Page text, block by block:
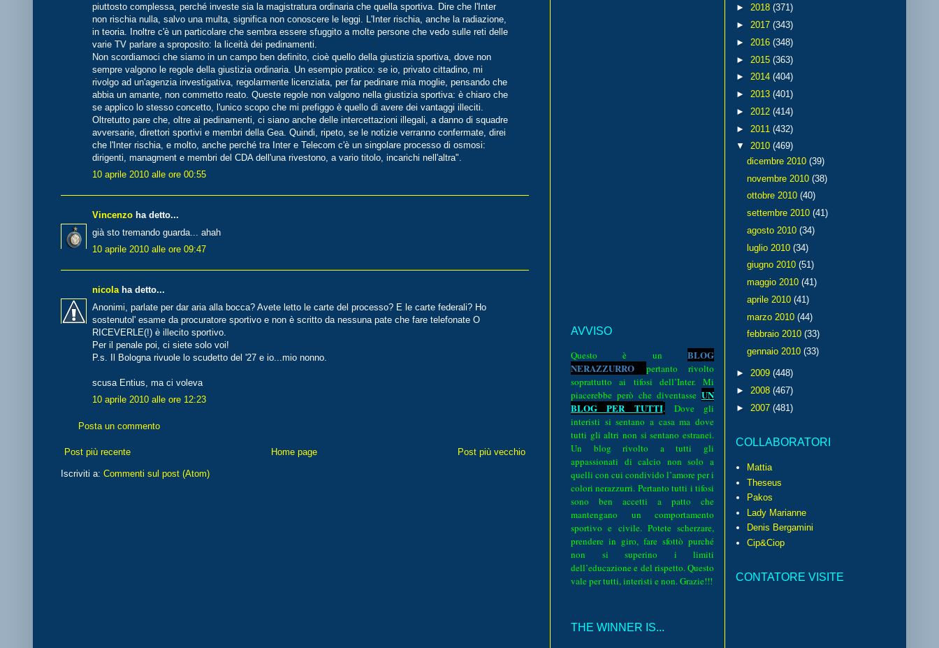
piuttosto complessa, perché investe sia la magistratura ordinaria che quella sportiva. Dire che l'Inter
non rischia nulla, salvo una multa, significa non conoscere le leggi. L'Inter rischia, anche la radiazione,
in teoria. Inoltre c'è un particolare che sembra essere sfuggito a molte persone che vedo sulle reti delle
varie TV parlare a sproposito: la liceità dei pedinamenti.
Non scordiamoci che siamo in un campo ben definito, cioè quello della giustizia sportiva, dove non
sempre valgono le regole della giustizia ordinaria. Un esempio pratico: se io, privato cittadino, mi
rivolgo ad un'agenzia investigativa, regolarmente licenziata, per far pedinare mia moglie, pensando che
abbia un amante, non commetto reato. Queste regole non valgono nella giustizia sportiva: è chiaro che
se applico lo stesso concetto, l'unico scopo che mi prefiggo è quello di avere dei vantaggi illeciti.
Oltretutto pare che, oltre ai pedinamenti, ci siano anche delle intercettazioni illegali, a danno di squadre
avversarie, direttori sportivi e membri della Gea. Quindi, ripeto, se le notizie verranno confermate, direi
che l'Inter rischia, e molto, anche perché tra Inter e Telecom c'è un singolare processo di osmosi:
dirigenti, managment e membri del CDA dell'una rivestono, a vario titolo, incarichi nell'altra".
10 aprile 2010 alle ore 00:55
Vincenzo ha detto...
già sto tremando guarda... ahah
10 aprile 2010 alle ore 09:47
nicolaha detto...
Anonimi, parlate per dar aria alla bocca? Avete letto le carte del processo? E le carte federali? Ho
sostenutol' esame da procuratore sportivo e non è scritto da nessuna pate che fare telefonate O
RICEVERLE(!) è illecito sportivo.
Per il penale poi, ci siete solo voi!
P.s. Il Bologna rivuole lo scudetto del '27 e io...mio nonno.
scusa Entius, ma ci voleva
10 aprile 2010 alle ore 12:23
Posta un commento
Post più recente Post più vecchio
Home page
Iscriviti a: Commenti sul post (Atom)
AVVISO
Questo è un BLOG
NERAZZURRO pertanto rivolto
soprattutto ai tifosi dell’Inter. Mi
piacerebbe però che diventasse UN
BLOG PER TUTTI.
Dove gli
interisti si sentano a casa ma dove
tutti gli altri non si sentano estranei.
Un blog rivolto a tutti gli
appassionati di calcio non solo a
quelli con cui condivido l’amore per i
colori nerazzurri. Pertanto tutti i tifosi
sono ben accetti a patto che
mantengano un comportamento
sportivo e civile. Potete scherzare,
prendere in giro, fare sfottò purché
non si superino i limiti
dell’educazione e del rispetto. Questo
vale per tutti, interisti e non. Grazie!!!
THE WINNER IS...
► 2018 (371)
► 2017 (343)
► 2016 (348)
► 2015 (363)
► 2014 (404)
► 2013 (401)
► 2012 (414)
► 2011 (432)
▼ 2010 (469)
dicembre 2010 (39)
novembre 2010 (38)
ottobre 2010 (40)
settembre 2010 (41)
agosto 2010 (34)
luglio 2010 (34)
giugno 2010 (51)
maggio 2010 (41)
aprile 2010 (41)
marzo 2010 (44)
febbraio 2010 (33)
gennaio 2010 (33)
► 2009 (448)
► 2008 (467)
► 2007 (481)
COLLABORATORI
Mattia
Theseus
Pakos
Lady Marianne
Denis Bergamini
Cip&Ciop
CONTATORE VISITE